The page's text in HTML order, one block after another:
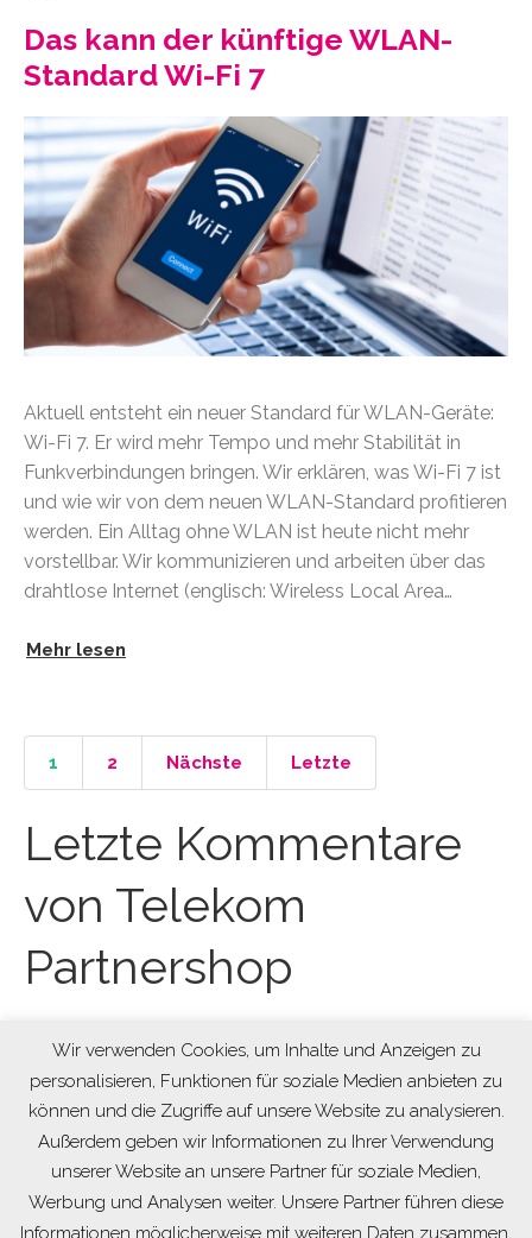
Das kann der künftige WLAN-
Standard Wi-Fi 7
Aktuell entsteht ein neuer Standard für WLAN-Geräte:
Wi-Fi 7. Er wird mehr Tempo und mehr Stabilität in
Funkverbindungen bringen. Wir erklären, was Wi-Fi 7 ist
und wie wir von dem neuen WLAN-Standard profitieren
werden. Ein Alltag ohne WLAN ist heute nicht mehr
vorstellbar. Wir kommunizieren und arbeiten über das
drahtlose Internet (englisch: Wireless Local Area…
Mehr lesen
1 2 Nächste Letzte
Letzte Kommentare
von Telekom
Partnershop
Wir verwenden Cookies, um Inhalte und Anzeigen zu
personalisieren, Funktionen für soziale Medien anbieten zu
können und die Zugriffe auf unsere Website zu analysieren.
Außerdem geben wir Informationen zu Ihrer Verwendung
unserer Website an unsere Partner für soziale Medien,
Werbung und Analysen weiter. Unsere Partner führen diese
Informationen möglicherweise mit weiteren Daten zusammen,